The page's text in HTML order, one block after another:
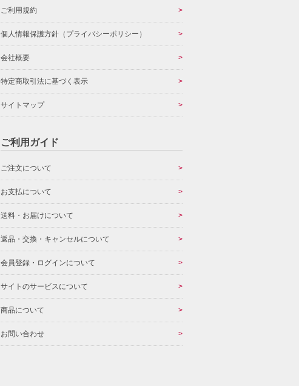
ご利用規約
個人情報保護方針（プライバシーポリシー）
会社概要
特定商取引法に基づく表示
サイトマップ
ご利用ガイド
ご注文について
お支払について
送料・お届けについて
返品・交換・キャンセルについて
会員登録・ログインについて
サイトのサービスについて
商品について
お問い合わせ